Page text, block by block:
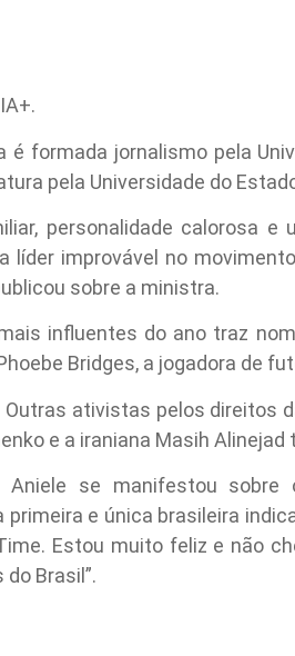
é formada jornalismo pela
pela Universidade do
personalidade calorosa
líder improvável no
sobre a ministra.
influentes do ano traz
Bridges, a jogadora de
ativistas pelos direitos
e a iraniana Masih
se manifestou sobre
e única brasileira
Estou muito feliz e não
Brasil”.